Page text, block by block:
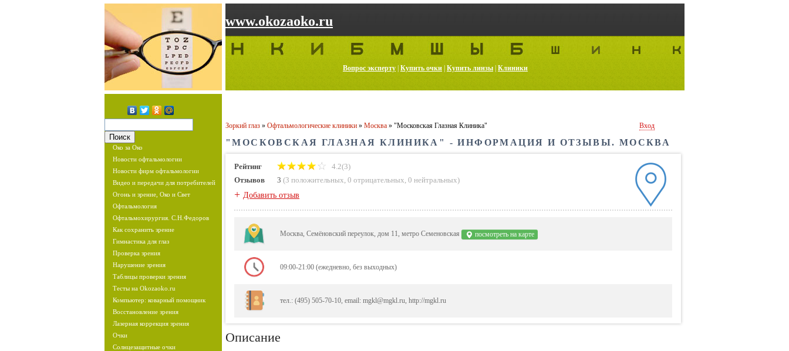
www.okozaoko.ru
Вопрос эксперту Купить очки Купить линзы Клиники
Око за Око
Новости офтальмологии
Новости фирм офтальмологии
Видео и передачи для потребителей
Огонь и зрение, Око и Свет
Офтальмология
Офтальмохирургия. С.Н.Федоров
Как сохранить зрение
Гимнастика для глаз
Проверка зрения
Нарушение зрения
Таблицы проверки зрения
Тесты на Okozaoko.ru
Компьютер: коварный помощник
Восстановление зрения
Лазерная коррекция зрения
Очки
Солнцезащитные очки
Зоркий глаз » Офтальмологические клиники » Москва » "Московская Глазная Клиника" Вход
"МОСКОВСКАЯ ГЛАЗНАЯ КЛИНИКА" - ИНФОРМАЦИЯ И ОТЗЫВЫ. МОСКВА
Рейтинг
4.2(3)
Отзывов
3 (3 положительных, 0 отрицательных, 0 нейтральных)
+ Добавить отзыв
Москва, Семёновский переулок, дом 11, метро Семеновская посмотреть на карте
09:00-21:00 (ежедневно, без выходных)
тел.: (495) 505-70-10, email: mgkl@mgkl.ru, http://mgkl.ru
Описание